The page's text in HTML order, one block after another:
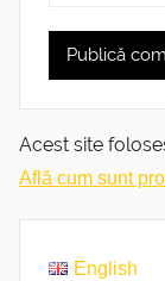
Acest site
Află cum sunt
English